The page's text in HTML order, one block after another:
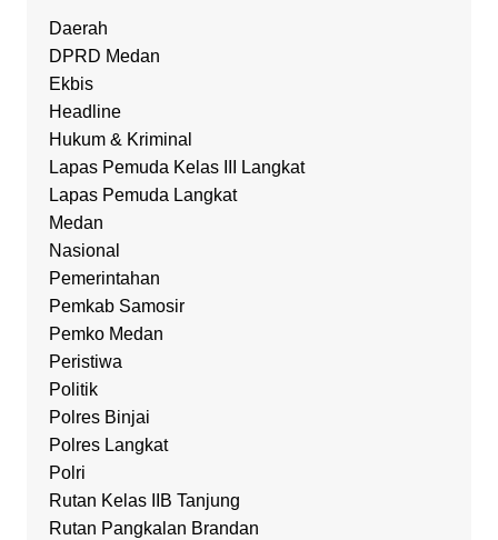
Daerah
DPRD Medan
Ekbis
Headline
Hukum & Kriminal
Lapas Pemuda Kelas III Langkat
Lapas Pemuda Langkat
Medan
Nasional
Pemerintahan
Pemkab Samosir
Pemko Medan
Peristiwa
Politik
Polres Binjai
Polres Langkat
Polri
Rutan Kelas IIB Tanjung
Rutan Pangkalan Brandan